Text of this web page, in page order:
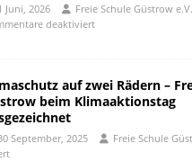
Juni, 2026
Freie Schule Güstrow e.V.
deaktiviert
auf zwei Rädern –
beim Klimaaktionstag
September, 2025
Freie Schule